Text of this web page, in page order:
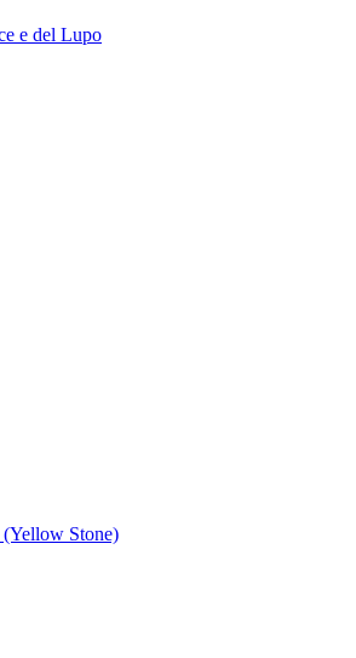
e del Lupo
Stone)